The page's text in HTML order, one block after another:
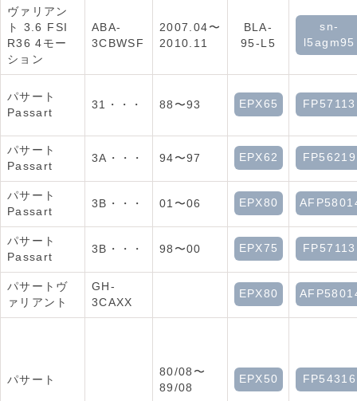
ヴァリアン
ト 3.6 FSI
R36 4モー
ション
ABA-
3CBWSF
2007.04〜
2010.11
BLA-
95-L5
sn-
l5agm95
パサート
Passart
31・・・ 88〜93 EPX65 FP57113
パサート
Passart
3A・・・ 94〜97 EPX62 FP56219
パサート
Passart
3B・・・ 01〜06 EPX80
パサート
Passart
3B・・・ 98〜00 EPX75 FP57113
パサートヴ
ァリアント
GH-
3CAXX
EPX80
パサート
80/08〜
89/08
EPX50 FP54316